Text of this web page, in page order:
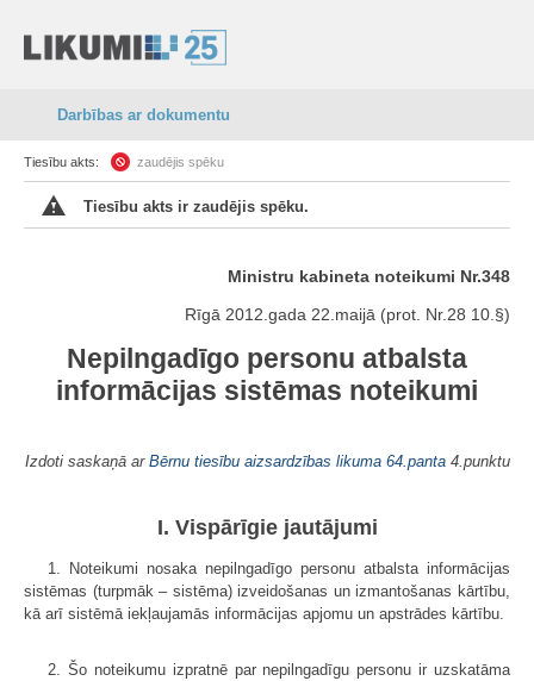
Darbības ar dokumentu
Tiesību akts: zaudējis spēku
Tiesību akts ir zaudējis spēku.
Ministru kabineta noteikumi Nr.348
Rīgā 2012.gada 22.maijā (prot. Nr.28 10.§)
Nepilngadīgo personu atbalsta
informācijas sistēmas noteikumi
Izdoti saskaņā ar Bērnu tiesību aizsardzības likuma 64.panta 4.punktu
I. Vispārīgie jautājumi
1. Noteikumi nosaka nepilngadīgo personu atbalsta informācijas
sistēmas (turpmāk – sistēma) izveidošanas un izmantošanas kārtību,
kā arī sistēmā iekļaujamās informācijas apjomu un apstrādes kārtību.
2. Šo noteikumu izpratnē par nepilngadīgu personu ir uzskatāma